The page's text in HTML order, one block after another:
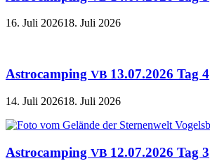
16. Juli 202618. Juli 2026
Astrocamping VB 13.07.2026 Tag 4
14. Juli 202618. Juli 2026
Astrocamping VB 12.07.2026 Tag 3